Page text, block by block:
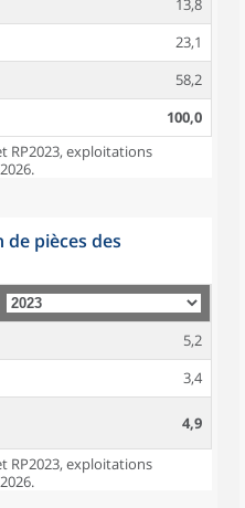
13,8
23,1
58,2
100,0
RP2023, exploitations
de pièces des
5,2
3,4
4,9
RP2023, exploitations